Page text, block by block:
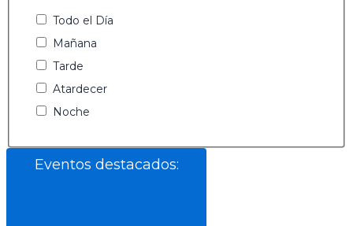
Todo el Día
Mañana
Tarde
Atardecer
Noche
Eventos destacados: